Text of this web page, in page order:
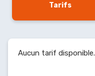
Tarifs
Aucun tarif disponible.